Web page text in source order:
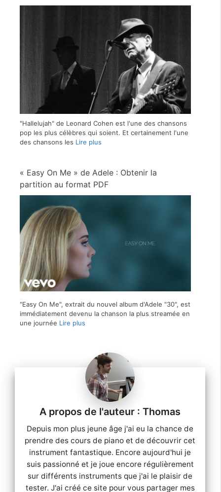
"Hallelujah" de Leonard Cohen est l'une des chansons
pop les plus célèbres qui soient. Et certainement l'une
des chansons les Lire plus
« Easy On Me » de Adele : Obtenir la
partition au format PDF
"Easy On Me", extrait du nouvel album d'Adele "30", est
immédiatement devenu la chanson la plus streamée en
une journée Lire plus
Thomas
Depuis mon plus jeune âge j'ai eu la chance de
prendre des cours de piano et de découvrir cet
instrument fantastique. Encore aujourd'hui je
suis passionné et je joue encore régulièrement
sur différents instruments que j'ai le plaisir de
tester. J'ai créé ce site pour vous partager mes